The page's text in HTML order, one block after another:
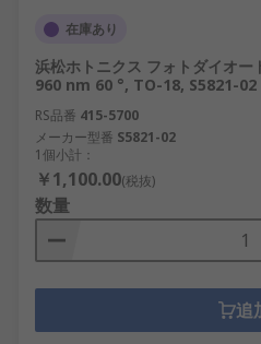
在庫あり
浜松ホトニクス フォトダイオー
960 nm 60 °, TO-18, S5821-02
RS品番 415-5700
メーカー型番 S5821-02
1個小計：
￥1,100.00(税抜)
数量
追